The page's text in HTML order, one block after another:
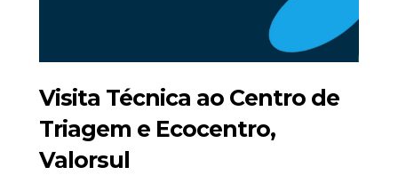
Visita Técnica ao Centro de
Triagem e Ecocentro,
Valorsul